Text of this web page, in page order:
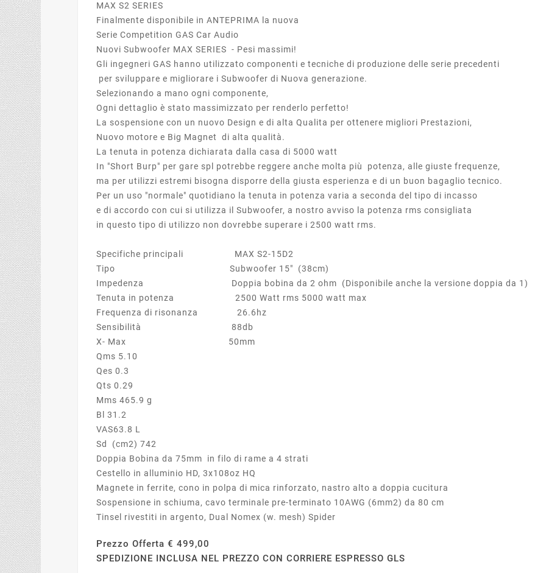
MAX S2 SERIES
Finalmente disponibile in ANTEPRIMA la nuova
Serie Competition GAS Car Audio
Nuovi Subwoofer MAX SERIES - Pesi massimi!
Gli ingegneri GAS hanno utilizzato componenti e tecniche di produzione delle serie precedenti
per sviluppare e migliorare i Subwoofer di Nuova generazione.
Selezionando a mano ogni componente,
Ogni dettaglio è stato massimizzato per renderlo perfetto!
La sospensione con un nuovo Design e di alta Qualita per ottenere migliori Prestazioni,
Nuovo motore e Big Magnet di alta qualità.
La tenuta in potenza dichiarata dalla casa di 5000 watt
In "Short Burp" per gare spl potrebbe reggere anche molta più potenza, alle giuste frequenze,
ma per utilizzi estremi bisogna disporre della giusta esperienza e di un buon bagaglio tecnico.
Per un uso "normale" quotidiano la tenuta in potenza varia a seconda del tipo di incasso
e di accordo con cui si utilizza il Subwoofer, a nostro avviso la potenza rms consigliata
in questo tipo di utilizzo non dovrebbe superare i 2500 watt rms.
Specifiche principali MAX S2-15D2
Tipo Subwoofer 15" (38cm)
Impedenza Doppia bobina da 2 ohm (Disponibile anche la versione doppia da 1)
Tenuta in potenza 2500 Watt rms 5000 watt max
Frequenza di risonanza 26.6hz
Sensibilità 88db
X- Max 50mm
Qms 5.10
Qes 0.3
Qts 0.29
Mms 465.9 g
Bl 31.2
VAS63.8 L
Sd (cm2) 742
Doppia Bobina da 75mm in filo di rame a 4 strati
Cestello in alluminio HD, 3x108oz HQ
Magnete in ferrite, cono in polpa di mica rinforzato, nastro alto a doppia cucitura
Sospensione in schiuma, cavo terminale pre-terminato 10AWG (6mm2) da 80 cm
Tinsel rivestiti in argento, Dual Nomex (w. mesh) Spider
Prezzo Offerta € 499,00
SPEDIZIONE INCLUSA NEL PREZZO CON CORRIERE ESPRESSO GLS